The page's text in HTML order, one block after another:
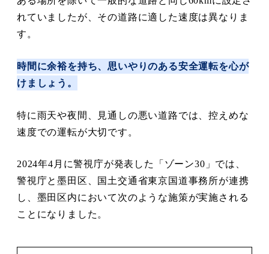
れていましたが、その道路に適した速度は異なりま
す。
時間に余裕を持ち、思いやりのある安全運転を心が
けましょう。
特に雨天や夜間、見通しの悪い道路では、控えめな
速度での運転が大切です。
2024年4月に警視庁が発表した「ゾーン30」では、
警視庁と墨田区、国土交通省東京国道事務所が連携
し、墨田区内において次のような施策が実施される
ことになりました。